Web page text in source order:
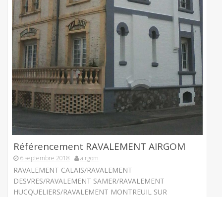
Référencement RAVALEMENT AIRGOM
6 septembre 2018 airgom
RAVALEMENT CALAIS/RAVALEMENT
DESVRES/RAVALEMENT SAMER/RAVALEMENT
HUCQUELIERS/RAVALEMENT MONTREUIL SUR